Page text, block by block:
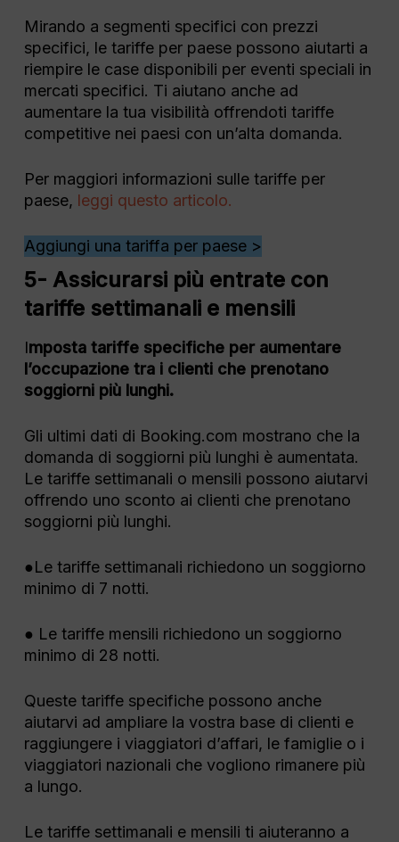
Mirando a segmenti specifici con prezzi
specifici, le tariffe per paese possono aiutarti a
riempire le case disponibili per eventi speciali in
mercati specifici. Ti aiutano anche ad
aumentare la tua visibilità offrendoti tariffe
competitive nei paesi con un’alta domanda.
Per maggiori informazioni sulle tariffe per
paese, leggi questo articolo.
Aggiungi una tariffa per paese >
5- Assicurarsi più entrate con
tariffe settimanali e mensili
Imposta tariffe specifiche per aumentare
l’occupazione tra i clienti che prenotano
soggiorni più lunghi.
Gli ultimi dati di Booking.com mostrano che la
domanda di soggiorni più lunghi è aumentata.
Le tariffe settimanali o mensili possono aiutarvi
offrendo uno sconto ai clienti che prenotano
soggiorni più lunghi.
●Le tariffe settimanali richiedono un soggiorno
minimo di 7 notti.
● Le tariffe mensili richiedono un soggiorno
minimo di 28 notti.
Queste tariffe specifiche possono anche
aiutarvi ad ampliare la vostra base di clienti e
raggiungere i viaggiatori d’affari, le famiglie o i
viaggiatori nazionali che vogliono rimanere più
a lungo.
Le tariffe settimanali e mensili ti aiuteranno a